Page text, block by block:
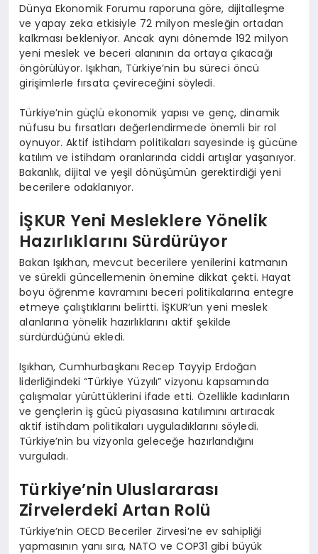
Dünya Ekonomik Forumu raporuna göre, dijitalleşme
ve yapay zeka etkisiyle 72 milyon mesleğin ortadan
kalkması bekleniyor. Ancak aynı dönemde 192 milyon
yeni meslek ve beceri alanının da ortaya çıkacağı
öngörülüyor. Işıkhan, Türkiye’nin bu süreci öncü
girişimlerle fırsata çevireceğini söyledi.
Türkiye’nin güçlü ekonomik yapısı ve genç, dinamik
nüfusu bu fırsatları değerlendirmede önemli bir rol
oynuyor. Aktif istihdam politikaları sayesinde iş gücüne
katılım ve istihdam oranlarında ciddi artışlar yaşanıyor.
Bakanlık, dijital ve yeşil dönüşümün gerektirdiği yeni
becerilere odaklanıyor.
İŞKUR Yeni Mesleklere Yönelik
Hazırlıklarını Sürdürüyor
Bakan Işıkhan, mevcut becerilere yenilerini katmanın
ve sürekli güncellemenin önemine dikkat çekti. Hayat
boyu öğrenme kavramını beceri politikalarına entegre
etmeye çalıştıklarını belirtti. İŞKUR’un yeni meslek
alanlarına yönelik hazırlıklarını aktif şekilde
sürdürdüğünü ekledi.
Işıkhan, Cumhurbaşkanı Recep Tayyip Erdoğan
liderliğindeki “Türkiye Yüzyılı” vizyonu kapsamında
çalışmalar yürüttüklerini ifade etti. Özellikle kadınların
ve gençlerin iş gücü piyasasına katılımını artıracak
aktif istihdam politikaları uyguladıklarını söyledi.
Türkiye’nin bu vizyonla geleceğe hazırlandığını
vurguladı.
Türkiye’nin Uluslararası
Zirvelerdeki Artan Rolü
Türkiye’nin OECD Beceriler Zirvesi’ne ev sahipliği
yapmasının yanı sıra, NATO ve COP31 gibi büyük